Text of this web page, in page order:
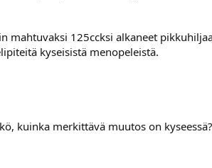
125ccksi alkaneet
kyseisistä menopeleistä.
merkittävä muutos on